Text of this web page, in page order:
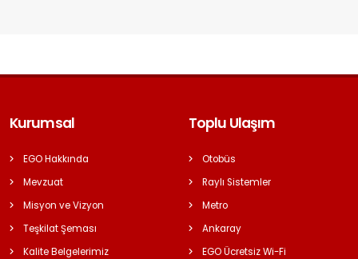
Kurumsal
EGO Hakkında
Mevzuat
Misyon ve Vizyon
Teşkilat Şeması
Kalite Belgelerimiz
Toplu Ulaşım
Otobüs
Raylı Sistemler
Metro
Ankaray
EGO Ücretsiz Wi-Fi